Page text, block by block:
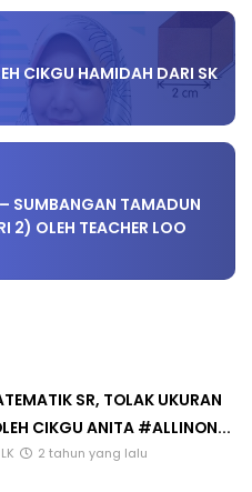
CIKGU HAMIDAH DARI SK
SUMBANGAN TAMADUN
2) OLEH TEACHER LOO
SR, TOLAK UKURAN
CIKGU ANITA #ALLINON...
2 tahun yang lalu